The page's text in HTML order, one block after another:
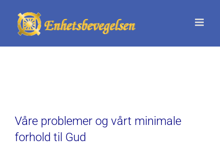
content
Våre problemer og vårt minimale
forhold til Gud